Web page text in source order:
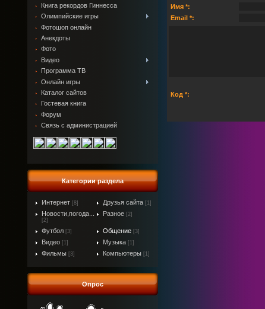
Книга рекордов Гиннесса
Олимпийские игры
Фотошоп онлайн
Анекдоты
Фото
Видео
Программа ТВ
Онлайн игры
Каталог сайтов
Гостевая книга
Форум
Связь с администрацией
Категории раздела
Интернет [8] Друзья сайта [1]
Новости,погода...
[2]
Разное [2]
Футбол [3] Общение [3]
Видео [1] Музыка [1]
Фильмы [3] Компьютеры [1]
Опрос
Имя *:
Email *:
Код *: